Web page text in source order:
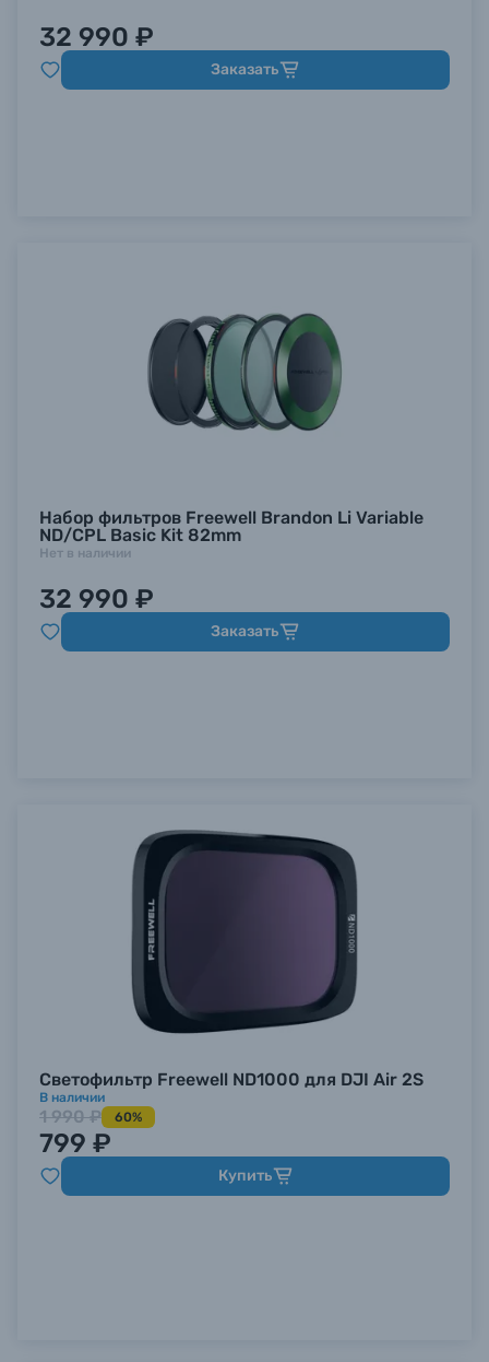
32 990 ₽
Заказать
Набор фильтров Freewell Brandon Li Variable
ND/CPL Basic Kit 82mm
Нет в наличии
32 990 ₽
Заказать
Светофильтр Freewell ND1000 для DJI Air 2S
В наличии
1 990 ₽ 60%
799 ₽
Купить